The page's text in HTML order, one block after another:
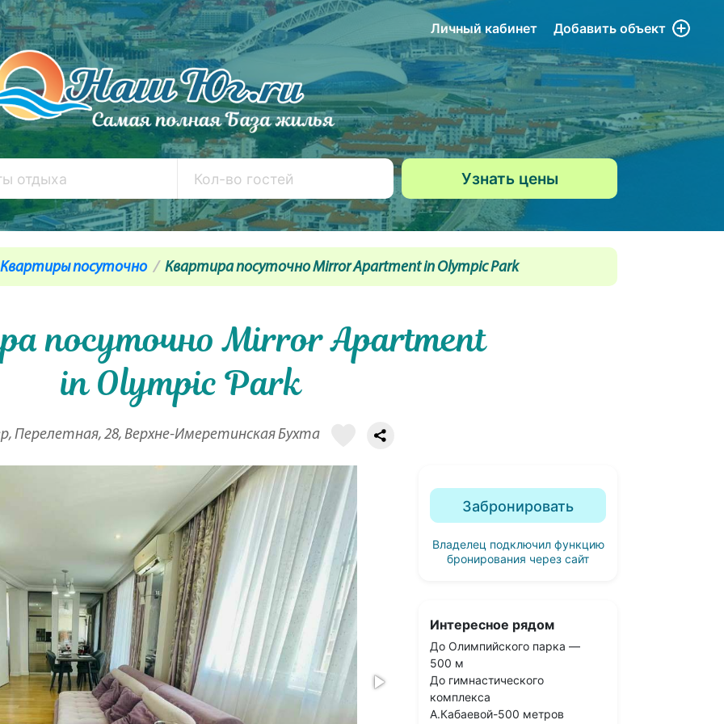
Личный кабинет Добавить объект
Квартиры посуточно Квартира посуточно Mirror Apartment in Olympic Park
посуточно Mirror Apartment
in Olympic Park
Перелетная, 28, Верхне-Имеретинская Бухта
Забронировать
Владелец подключил функцию
бронирования через сайт
Интересное рядом
До Олимпийского парка —
500 м
До гимнастического
комплекса
А.Кабаевой-500 метров